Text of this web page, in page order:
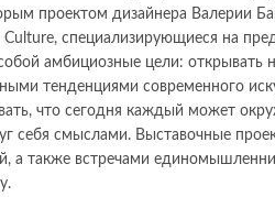
проектом дизайнера Валерии
Culture, специализирующиеся на
амбициозные цели:
тенденциями современного
что сегодня каждый может
себя смыслами. Выставочные
а также встречами